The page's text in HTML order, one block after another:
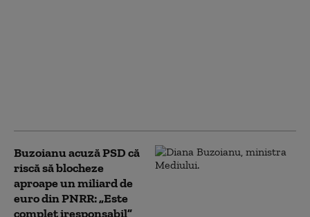
Buzoianu acuză PSD că
riscă să blocheze
aproape un miliard de
euro din PNRR: „Este
complet iresponsabil”